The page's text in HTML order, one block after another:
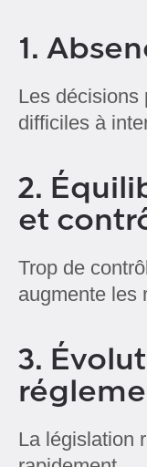
1.
Les décisions
difficiles à
2.
et
Trop de
augmente les
3.
La législation